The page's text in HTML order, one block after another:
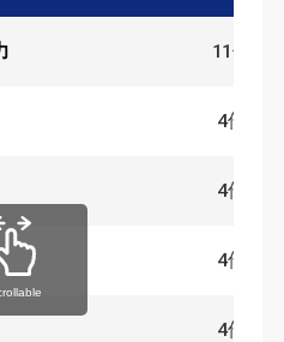
11件
4件
4件
4件
4件